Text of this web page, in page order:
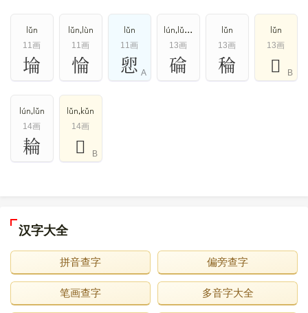
lǔn
11画
埨
lǔn,lùn
11画
惀
lǔn
11画
㤻 A
lún,lǔn,lùn
13画
碖
lǔn
13画
稐
lǔn
13画
𤲕 B
lún,lǔn
14画
耣
lǔn,kǔn
14画
𦓾 B
汉字大全
拼音查字 偏旁查字
笔画查字 多音字大全